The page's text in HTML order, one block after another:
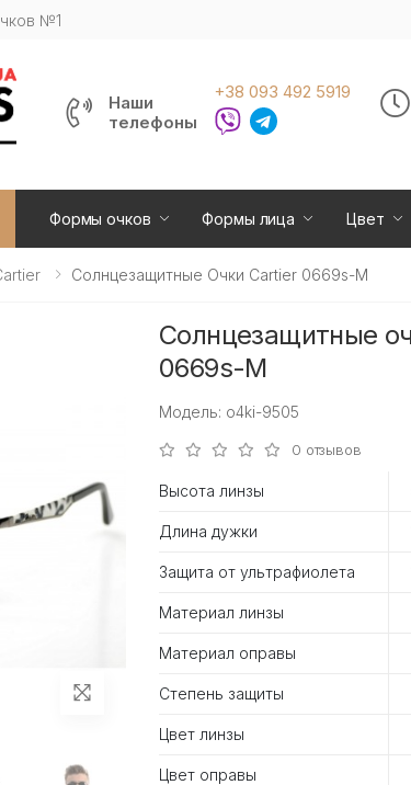
№1
Наши
телефоны
+38 093 492 5919
Формы очков Формы лица Цвет
Солнцезащитные Очки Cartier 0669s-M
Солнцезащитные
0669s-M
Модель: o4ki-9505
0 отзывов
Высота линзы
Длина дужки
Защита от ультрафиолета
Материал линзы
Материал оправы
Степень защиты
Цвет линзы
Цвет оправы